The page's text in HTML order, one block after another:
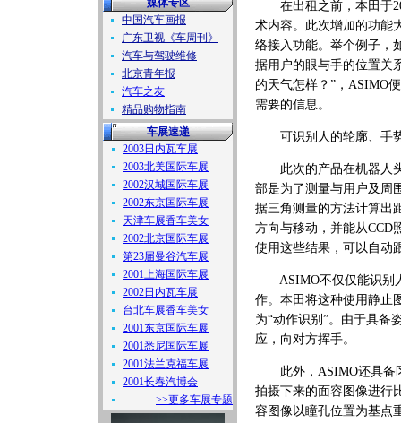
媒体专区
中国汽车画报
广东卫视《车周刊》
汽车与驾驶维修
北京青年报
汽车之友
精品购物指南
车展速递
2003日内瓦车展
2003北美国际车展
2002汉城国际车展
2002东京国际车展
天津车展香车美女
2002北京国际车展
第23届曼谷汽车展
2001上海国际车展
2002日内瓦车展
台北车展香车美女
2001东京国际车展
2001悉尼国际车展
2001法兰克福车展
2001长春汽博会
>>更多车展专题
在出租之前，本田于
术内容。此次增加的功能
络接入功能。举个例子，
据用户的眼与手的位置关
的天气怎样？”，ASIMO
需要的信息。
可识别人的轮廓、手
此次的产品在机器人头
部是为了测量与用户及周
据三角测量的方法计算出
方向与移动，并能从CCD
使用这些结果，可以自动
ASIMO不仅仅能识别人
作。本田将这种使用静止
为“动作识别”。由于具备
应，向对方挥手。
此外，ASIMO还具备区
拍摄下来的面容图像进行
容图像以瞳孔位置为基点